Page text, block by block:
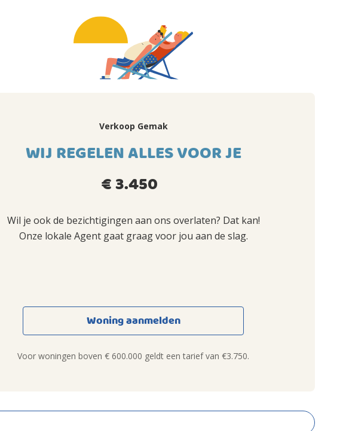
Verkoop Gemak
WIJ REGELEN ALLES VOOR JE
€ 3.450
Wil je ook de bezichtigingen aan ons overlaten? Dat kan!
Onze lokale Agent gaat graag voor jou aan de slag.
Woning aanmelden
Voor woningen boven € 600.000 geldt een tarief van €3.750.